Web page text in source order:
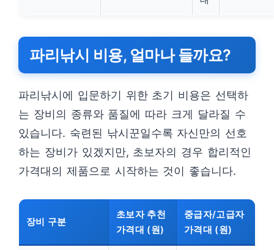
파리낚시 비용, 얼마나 들까요?
파리낚시에 입문하기 위한 초기 비용은 선택하
는 장비의 종류와 품질에 따라 크게 달라질 수
있습니다. 숙련된 낚시꾼일수록 자신만의 선호
하는 장비가 있겠지만, 초보자의 경우 합리적인
가격대의 제품으로 시작하는 것이 좋습니다.
장비 구분
초보자 추천
가격대 (원)
중급자/고급자
가격대 (원)